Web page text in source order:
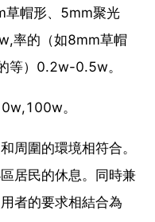
草帽形、5mm聚光
率的（如8mm草帽
等）0.2w-0.5w。
。
周圍的環境相符合。
居民的休息。同時兼
者的要求相結合為